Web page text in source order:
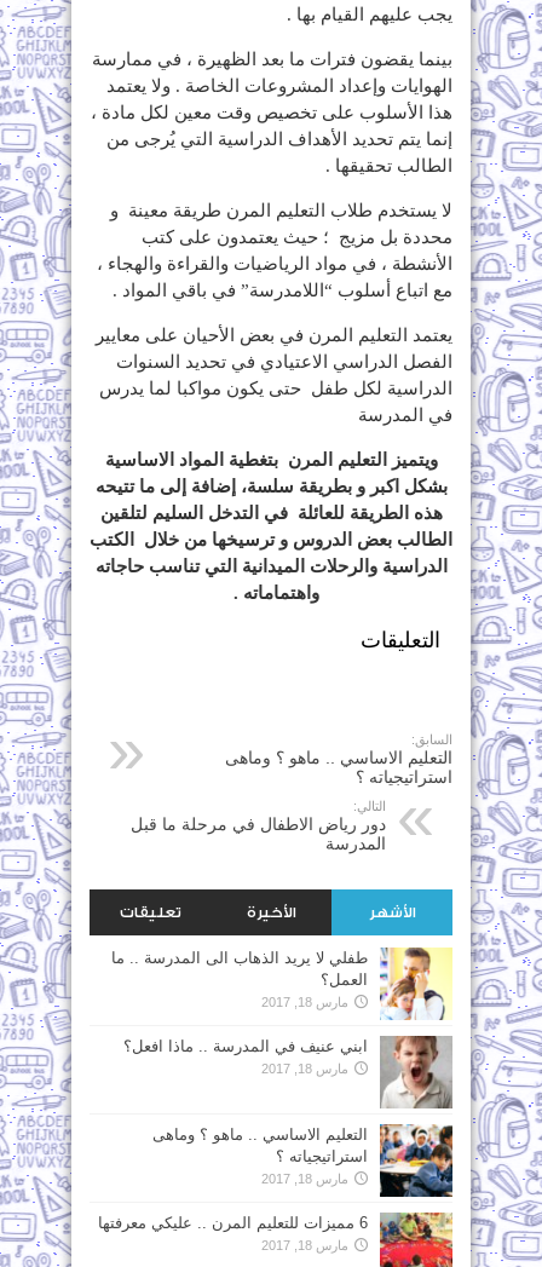
يجب عليهم القيام بها .
بينما يقضون فترات ما بعد الظهيرة ، في ممارسة
الهوايات وإعداد المشروعات الخاصة . ولا يعتمد
هذا الأسلوب على تخصيص وقت معين لكل مادة ،
إنما يتم تحديد الأهداف الدراسية التي يُرجى من
الطالب تحقيقها .
لا يستخدم طلاب التعليم المرن طريقة معينة و
محددة بل مزيج ؛ حيث يعتمدون على كتب
الأنشطة ، في مواد الرياضيات والقراءة والهجاء ،
مع اتباع أسلوب “اللامدرسة” في باقي المواد .
يعتمد التعليم المرن في بعض الأحيان على معايير
الفصل الدراسي الاعتيادي في تحديد السنوات
الدراسية لكل طفل حتى يكون مواكبا لما يدرس
في المدرسة
ويتميز التعليم المرن بتغطية المواد الاساسية
بشكل اكبر و بطريقة سلسة، إضافة إلى ما تتيحه
هذه الطريقة للعائلة في التدخل السليم لتلقين
الطالب بعض الدروس و ترسيخها من خلال الكتب
الدراسية والرحلات الميدانية التي تناسب حاجاته
واهتماماته .
التعليقات
السابق:
التعليم الاساسي .. ماهو ؟ وماهى
استراتيجياته ؟
التالي:
دور رياض الاطفال في مرحلة ما قبل
المدرسة
الأشهر الأخيرة تعليقات
طفلي لا يريد الذهاب الى المدرسة .. ما
العمل؟
مارس 18, 2017
ابني عنيف في المدرسة .. ماذا افعل؟
مارس 18, 2017
التعليم الاساسي .. ماهو ؟ وماهى
استراتيجياته ؟
مارس 18, 2017
6 مميزات للتعليم المرن .. عليكي معرفتها
مارس 18, 2017